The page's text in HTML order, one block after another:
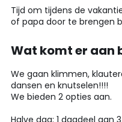
Tijd om tijdens de
of papa door te brengen
Wat komt er aan
We gaan klimmen,
dansen en knutselen!!!!
We bieden 2 opties aan.
Halve dag: 1 dagdeel aan